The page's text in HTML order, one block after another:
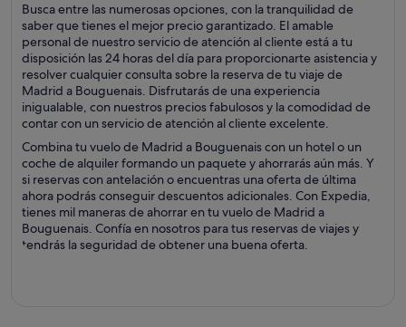
Busca entre las numerosas opciones, con la tranquilidad de
saber que tienes el mejor precio garantizado. El amable
personal de nuestro servicio de atención al cliente está a tu
disposición las 24 horas del día para proporcionarte asistencia y
resolver cualquier consulta sobre la reserva de tu viaje de
Madrid a Bouguenais. Disfrutarás de una experiencia
inigualable, con nuestros precios fabulosos y la comodidad de
contar con un servicio de atención al cliente excelente.
Combina tu vuelo de Madrid a Bouguenais con un hotel o un
coche de alquiler formando un paquete y ahorrarás aún más. Y
si reservas con antelación o encuentras una oferta de última
ahora podrás conseguir descuentos adicionales. Con Expedia,
tienes mil maneras de ahorrar en tu vuelo de Madrid a
Bouguenais. Confía en nosotros para tus reservas de viajes y
tendrás la seguridad de obtener una buena oferta.